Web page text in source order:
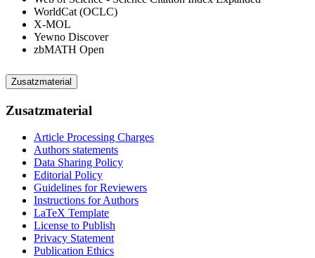
WorldCat (OCLC)
X-MOL
Yewno Discover
zbMATH Open
Zusatzmaterial
Zusatzmaterial
Article Processing Charges
Authors statements
Data Sharing Policy
Editorial Policy
Guidelines for Reviewers
Instructions for Authors
LaTeX Template
License to Publish
Privacy Statement
Publication Ethics